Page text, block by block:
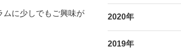
ムに少しでもご興味が
2020年
2019年